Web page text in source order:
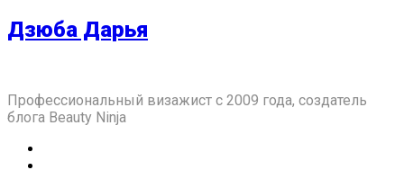
Дзюба Дарья
Профессиональный визажист с 2009 года, создатель
блога Beauty Ninja